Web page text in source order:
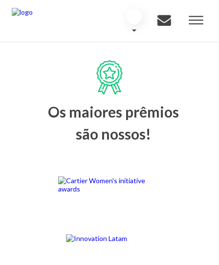
Os maiores prêmios
são nossos!